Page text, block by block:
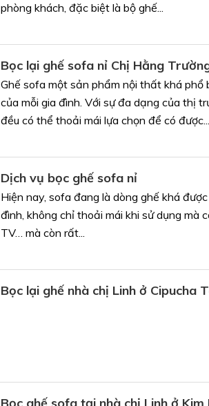
phòng khách, đặc biệt là bộ ghế...
Bọc lại ghế sofa nỉ Chị Hằng
Ghế sofa một sản phẩm nội thất khá phổ
của mỗi gia đình. Với sự đa dạng của thị
đều có thể thoải mái lựa chọn để có được...
Dịch vụ bọc ghế sofa nỉ
Hiện nay, sofa đang là dòng ghế khá
đình, không chỉ thoải mái khi sử dụng mà
TV… mà còn rất...
Bọc lại ghế nhà chị Linh ở Cipucha